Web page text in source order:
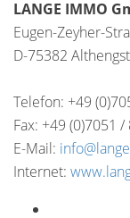
LANGE IMMO
Eugen-Zeyher-
D-75382
Telefon: +49
Fax: +49 (0)7051
E-Mail:
Internet: